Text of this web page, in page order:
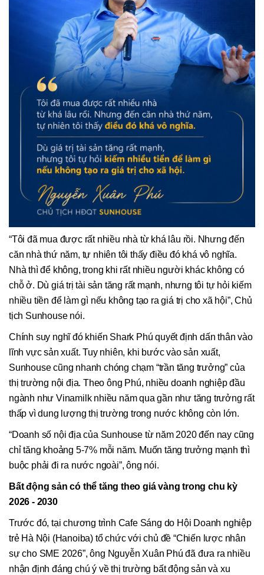
“Tôi đã mua được rất nhiều nhà từ khá lâu rồi. Nhưng đến
căn nhà thứ năm, tự nhiên tôi thấy điều đó khá vô nghĩa.
Nhà thì để không, trong khi rất nhiều người khác không có
chỗ ở. Dù giá trị tài sản tăng rất mạnh, nhưng tôi tự hỏi kiếm
nhiều tiền để làm gì nếu không tạo ra giá trị cho xã hội”, Chủ
tịch Sunhouse nói.
Chính suy nghĩ đó khiến Shark Phú quyết định dấn thân vào
lĩnh vực sản xuất. Tuy nhiên, khi bước vào sản xuất,
Sunhouse cũng nhanh chóng chạm “trần tăng trưởng” của
thị trường nội địa. Theo ông Phú, nhiều doanh nghiệp đầu
ngành như Vinamilk nhiều năm qua gần như tăng trưởng rất
thấp vì dung lượng thị trường trong nước không còn lớn.
“Doanh số nội địa của Sunhouse từ năm 2020 đến nay cũng
chỉ tăng khoảng 5-7% mỗi năm. Muốn tăng trưởng mạnh thì
buộc phải đi ra nước ngoài”, ông nói.
Bất động sản có thể tăng theo giá vàng trong chu kỳ
2026 - 2030
Trước đó, tại chương trình Cafe Sáng do Hội Doanh nghiệp
trẻ Hà Nội (Hanoiba) tổ chức với chủ đề “Chiến lược nhân
sự cho SME 2026”, ông Nguyễn Xuân Phú đã đưa ra nhiều
nhận định đáng chú ý về thị trường bất động sản và xu